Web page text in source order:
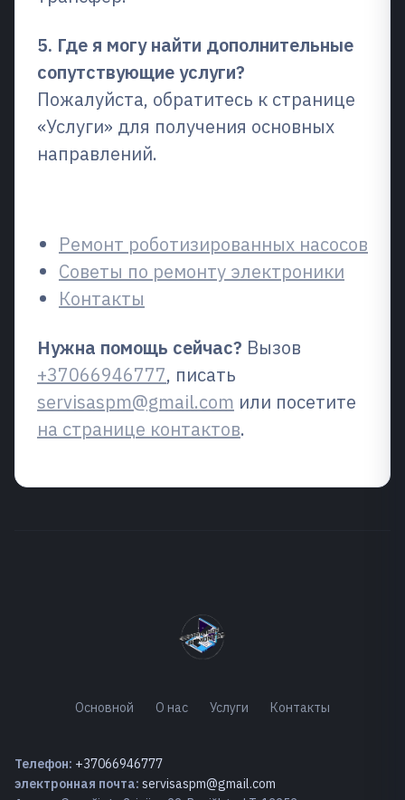
5. Где я могу найти дополнительные
сопутствующие услуги?
Пожалуйста, обратитесь к странице
«Услуги» для получения основных
направлений.
Ремонт роботизированных насосов
Советы по ремонту электроники
Контакты
Нужна помощь сейчас? Вызов
+37066946777, писать
servisaspm@gmail.com или посетите
на странице контактов.
Основной О нас Услуги Контакты
Телефон: +37066946777
электронная почта: servisaspm@gmail.com